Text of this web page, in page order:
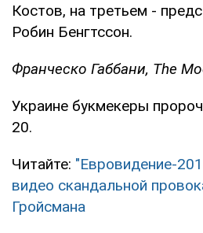
Костов, на третьем -
Робин Бенгтссон.
Франческо Габбани, The
Украине букмекеры
20.
Читайте: "Евровидение-
видео скандальной
Гройсмана